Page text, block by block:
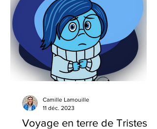
Voyage en terre de Tristesse
Camille Lamouille
11 déc. 2023